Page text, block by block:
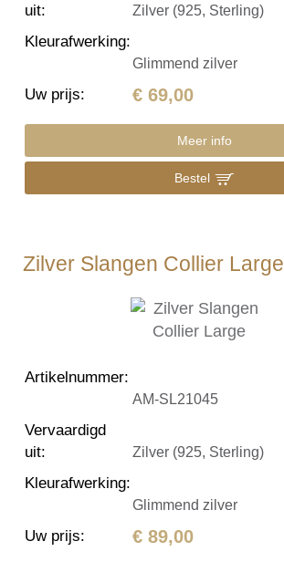
uit: Zilver (925, Sterling)
Kleurafwerking:
Glimmend zilver
Uw prijs: € 69,00
Meer info
Bestel
Zilver Slangen Collier Large
Artikelnummer:
AM-SL21045
Vervaardigd
uit: Zilver (925, Sterling)
Kleurafwerking:
Glimmend zilver
Uw prijs: € 89,00